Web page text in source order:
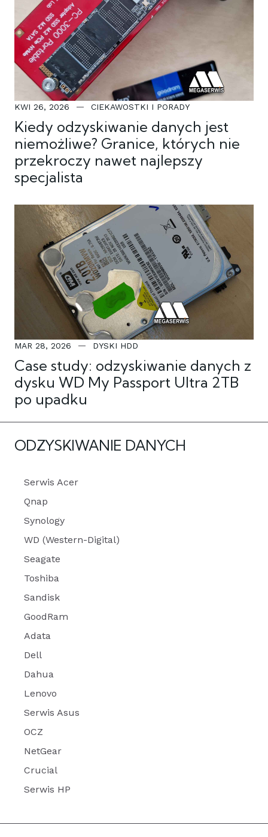
KWI 26, 2026 CIEKAWOSTKI I PORADY
Kiedy odzyskiwanie danych jest
niemożliwe? Granice, których nie
przekroczy nawet najlepszy
specjalista
MAR 28, 2026 DYSKI HDD
Case study: odzyskiwanie danych z
dysku WD My Passport Ultra 2TB
po upadku
ODZYSKIWANIE DANYCH
Serwis Acer
Qnap
Synology
WD (Western-Digital)
Seagate
Toshiba
Sandisk
GoodRam
Adata
Dell
Dahua
Lenovo
Serwis Asus
OCZ
NetGear
Crucial
Serwis HP